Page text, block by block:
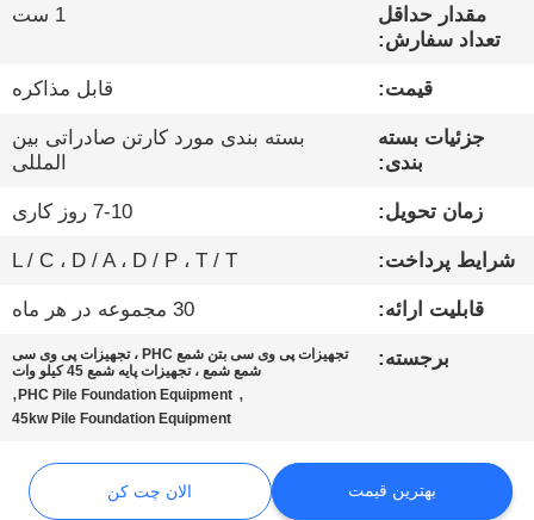
درباره
کنترل
بگیرید
مقدار حداقل
تعداد سفارش:
1 ست
قیمت: قابل مذاکره
جزئیات بسته
بندی:
بسته بندی مورد کارتن صادراتی بین
المللی
زمان تحویل: 7-10 روز کاری
شرایط پرداخت: L / C ، D / A ، D / P ، T / T
قابلیت ارائه: 30 مجموعه در هر ماه
برجسته:
تجهیزات پی وی سی بتن شمع PHC ، تجهیزات پی وی سی
شمع شمع ، تجهیزات پایه شمع 45 کیلو وات
,
PHC Pile Foundation Equipment
,
45kw Pile Foundation Equipment
بهترین قیمت الان چت کن